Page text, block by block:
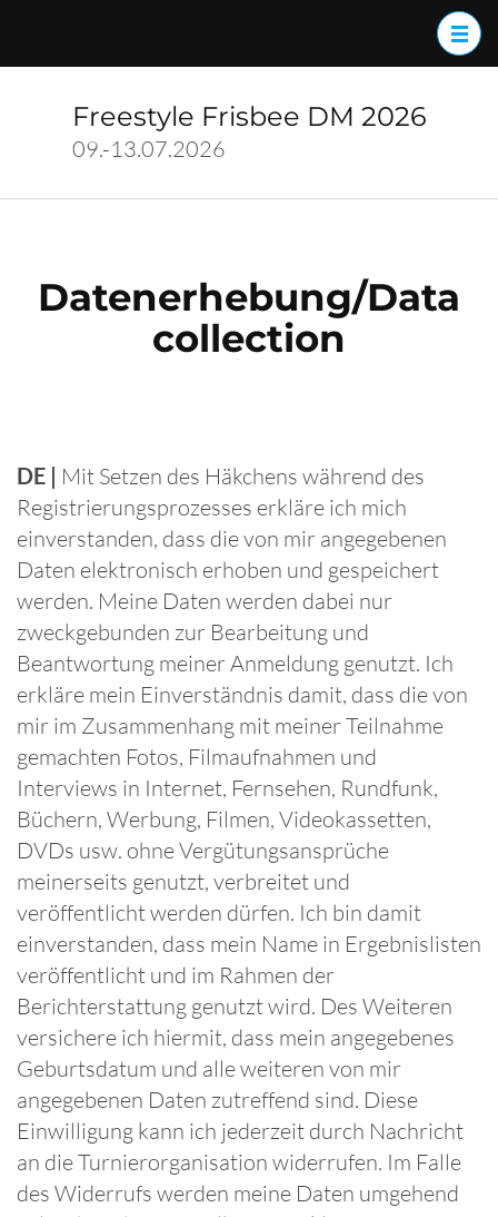
springen
drücken)
Freestyle Frisbee DM 2026
09.-13.07.2026
Datenerhebung/Data
collection
DE | Mit Setzen des Häkchens während des
Registrierungsprozesses erkläre ich mich
einverstanden, dass die von mir angegebenen
Daten elektronisch erhoben und gespeichert
werden. Meine Daten werden dabei nur
zweckgebunden zur Bearbeitung und
Beantwortung meiner Anmeldung genutzt. Ich
erkläre mein Einverständnis damit, dass die von
mir im Zusammenhang mit meiner Teilnahme
gemachten Fotos, Filmaufnahmen und
Interviews in Internet, Fernsehen, Rundfunk,
Büchern, Werbung, Filmen, Videokassetten,
DVDs usw. ohne Vergütungsansprüche
meinerseits genutzt, verbreitet und
veröffentlicht werden dürfen. Ich bin damit
einverstanden, dass mein Name in Ergebnislisten
veröffentlicht und im Rahmen der
Berichterstattung genutzt wird. Des Weiteren
versichere ich hiermit, dass mein angegebenes
Geburtsdatum und alle weiteren von mir
angegebenen Daten zutreffend sind. Diese
Einwilligung kann ich jederzeit durch Nachricht
an die Turnierorganisation widerrufen. Im Falle
des Widerrufs werden meine Daten umgehend